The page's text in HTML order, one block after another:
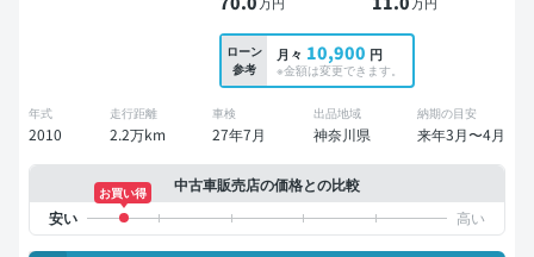
ローン
参考
月々 10,900 円
※金額は変更できます。
年式
2010
走行距離
2.2万km
車検
27年7月
出品地域
神奈川県
納期の目安
来年3月〜4月
中古車販売店の価格との比較
お買い得